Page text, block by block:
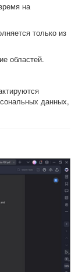
на
только из
областей.
данных,